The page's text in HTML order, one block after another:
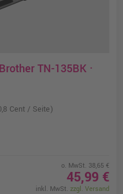
TN-135BK ·
Cent / Seite)
o. MwSt. 38,65 €
45,99 €
inkl. MwSt. zzgl. Versand